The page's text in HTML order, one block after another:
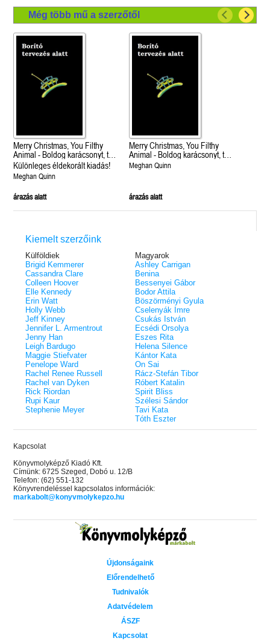
Még több mű a szerzőtől
Merry Christmas, You Filthy
Animal - Boldog karácsonyt, te
mocskos állat (How My
Neighbor Stole Christmas 2.)
Különleges éldekorált kiadás!
Meghan Quinn
árazás alatt
Merry Christmas, You Filthy
Animal - Boldog karácsonyt, te
mocskos állat (How My
Neighbor Stole Christmas 2.)
Meghan Quinn
árazás alatt
Kiemelt szerzőink
Külföldiek
Brigid Kemmerer
Cassandra Clare
Colleen Hoover
Elle Kennedy
Erin Watt
Holly Webb
Jeff Kinney
Jennifer L. Armentrout
Jenny Han
Leigh Bardugo
Maggie Stiefvater
Penelope Ward
Rachel Renee Russell
Rachel van Dyken
Rick Riordan
Rupi Kaur
Stephenie Meyer
Magyarok
Ashley Carrigan
Benina
Bessenyei Gábor
Bodor Attila
Böszörményi Gyula
Cselenyák Imre
Csukás István
Ecsédi Orsolya
Eszes Rita
Helena Silence
Kántor Kata
On Sai
Rácz-Stefán Tibor
Róbert Katalin
Spirit Bliss
Szélesi Sándor
Tavi Kata
Tóth Eszter
Kapcsolat
Könyvmolyképző Kiadó Kft.
Címünk: 6725 Szeged, Dobó u. 12/B
Telefon: (62) 551-132
Könyvrendeléssel kapcsolatos információk:
markabolt@konyvmolykepzo.hu
Újdonságaink
Előrendelhető
Tudnivalók
Adatvédelem
ÁSZF
Kapcsolat